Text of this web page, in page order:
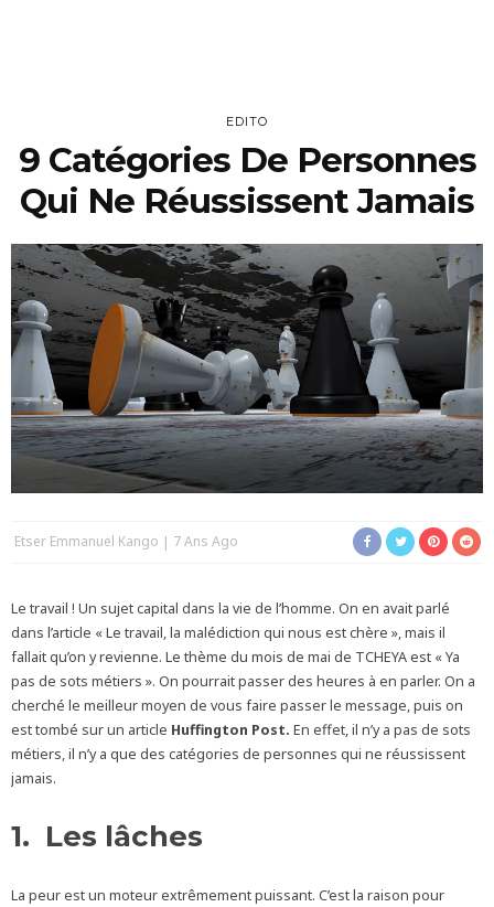
EDITO
9 Catégories De Personnes
Qui Ne Réussissent Jamais
Etser Emmanuel Kango 7 Ans Ago
Le travail ! Un sujet capital dans la vie de l’homme. On en avait parlé
dans l’article « Le travail, la malédiction qui nous est chère », mais il
fallait qu’on y revienne. Le thème du mois de mai de TCHEYA est « Ya
pas de sots métiers ». On pourrait passer des heures à en parler. On a
cherché le meilleur moyen de vous faire passer le message, puis on
est tombé sur un article Huffington Post. En effet, il n’y a pas de sots
métiers, il n’y a que des catégories de personnes qui ne réussissent
jamais.
1. Les lâches
La peur est un moteur extrêmement puissant. C’est la raison pour